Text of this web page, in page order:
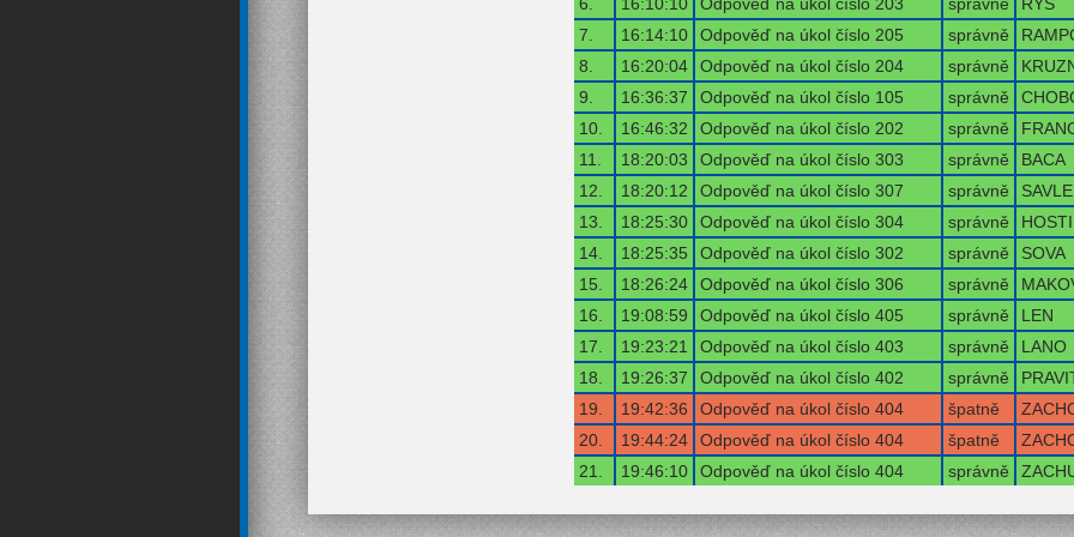
7.
16:14:10 Odpověď na úkol číslo 205 správně
8.
16:20:04 Odpověď na úkol číslo 204 správně
9.
16:36:37 Odpověď na úkol číslo 105 správně
10.
16:46:32 Odpověď na úkol číslo 202 správně
11.
18:20:03 Odpověď na úkol číslo 303 správně
BACA
12.
18:20:12 Odpověď na úkol číslo 307 správně
SAVLE
13.
18:25:30 Odpověď na úkol číslo 304 správně
14.
18:25:35 Odpověď na úkol číslo 302 správně
SOVA
15.
18:26:24 Odpověď na úkol číslo 306 správně
16.
19:08:59 Odpověď na úkol číslo 405 správně
LEN
17.
19:23:21 Odpověď na úkol číslo 403 správně
LANO
18.
19:26:37 Odpověď na úkol číslo 402 správně
19.
19:42:36 Odpověď na úkol číslo 404 špatně
20.
19:44:24 Odpověď na úkol číslo 404 špatně
21.
19:46:10 Odpověď na úkol číslo 404 správně